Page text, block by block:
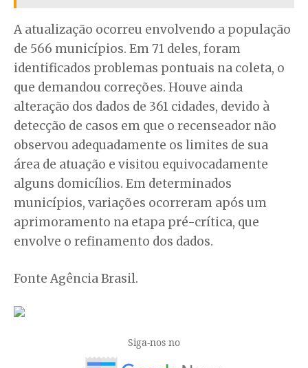
A atualização ocorreu envolvendo a população
de 566 municípios. Em 71 deles, foram
identificados problemas pontuais na coleta, o
que demandou correções. Houve ainda
alteração dos dados de 361 cidades, devido à
detecção de casos em que o recenseador não
observou adequadamente os limites de sua
área de atuação e visitou equivocadamente
alguns domicílios. Em determinados
municípios, variações ocorreram após um
aprimoramento na etapa pré-crítica, que
envolve o refinamento dos dados.
Fonte Agência Brasil.
Siga-nos no